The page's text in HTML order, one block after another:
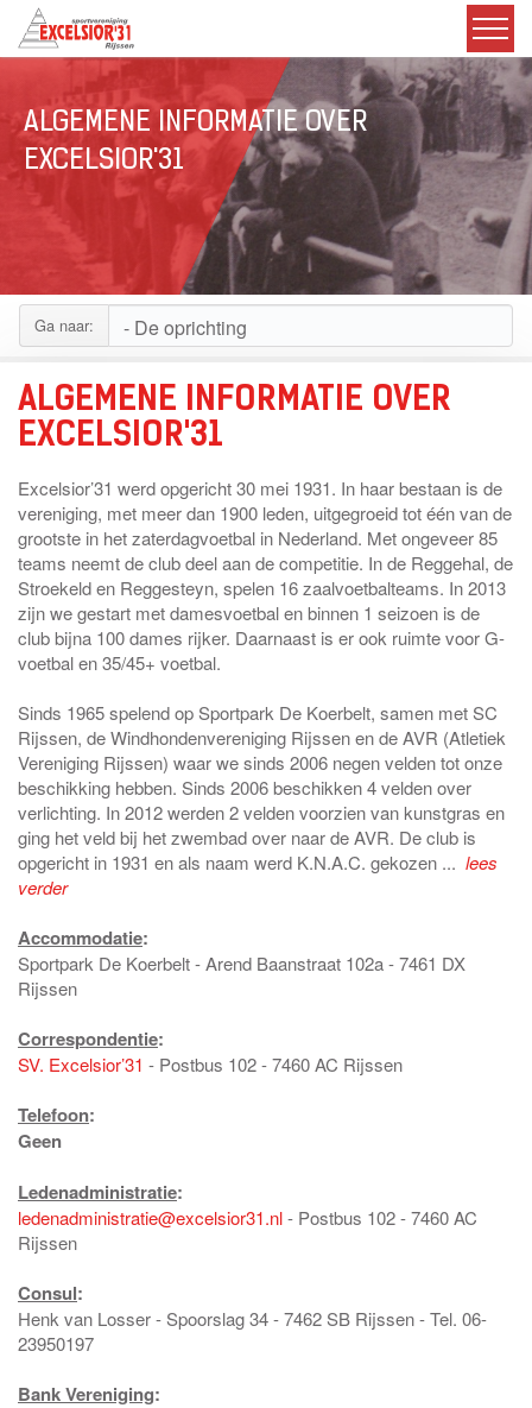
ALGEMENE INFORMATIE OVER
EXCELSIOR'31
Ga naar:
ALGEMENE INFORMATIE OVER
EXCELSIOR'31
Excelsior’31 werd opgericht 30 mei 1931. In haar bestaan is de
vereniging, met meer dan 1900 leden, uitgegroeid tot één van de
grootste in het zaterdagvoetbal in Nederland. Met ongeveer 85
teams neemt de club deel aan de competitie. In de Reggehal, de
Stroekeld en Reggesteyn, spelen 16 zaalvoetbalteams. In 2013
zijn we gestart met damesvoetbal en binnen 1 seizoen is de
club bijna 100 dames rijker. Daarnaast is er ook ruimte voor G-
voetbal en 35/45+ voetbal.
Sinds 1965 spelend op Sportpark De Koerbelt, samen met SC
Rijssen, de Windhondenvereniging Rijssen en de AVR (Atletiek
Vereniging Rijssen) waar we sinds 2006 negen velden tot onze
beschikking hebben. Sinds 2006 beschikken 4 velden over
verlichting. In 2012 werden 2 velden voorzien van kunstgras en
ging het veld bij het zwembad over naar de AVR. De club is
opgericht in 1931 en als naam werd K.N.A.C. gekozen ... lees
verder
Accommodatie:
Sportpark De Koerbelt - Arend Baanstraat 102a - 7461 DX
Rijssen
Correspondentie:
SV. Excelsior’31 - Postbus 102 - 7460 AC Rijssen
Telefoon:
Geen
Ledenadministratie:
ledenadministratie@excelsior31.nl- Postbus 102 - 7460 AC
Rijssen
Consul:
Henk van Losser - Spoorslag 34 - 7462 SB Rijssen - Tel. 06-
23950197
Bank Vereniging: